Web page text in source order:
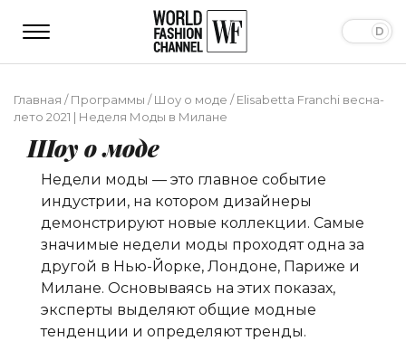
Главная /Программы /Шоу о моде /Elisabetta Franchi весна-
лето 2021 | Неделя Моды в Милане
Шоу о моде
Недели моды — это главное событие
индустрии, на котором дизайнеры
демонстрируют новые коллекции. Самые
значимые недели моды проходят одна за
другой в Нью-Йорке, Лондоне, Париже и
Милане. Основываясь на этих показах,
эксперты выделяют общие модные
тенденции и определяют тренды.